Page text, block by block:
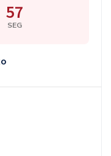
56
SEG